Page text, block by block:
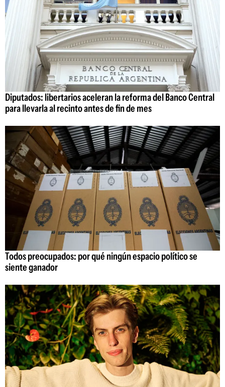
Diputados: libertarios aceleran la reforma del Banco Central
para llevarla al recinto antes de fin de mes
Todos preocupados: por qué ningún espacio político se
siente ganador